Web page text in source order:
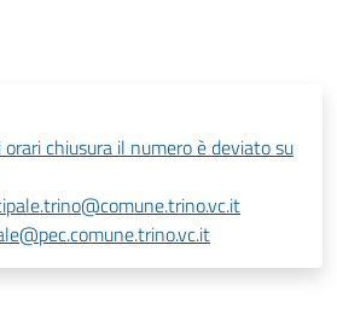
chiusura il numero è deviato su